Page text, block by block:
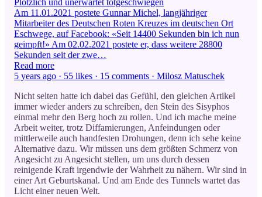
Plötzlich und unerwartet totgeschwiegen
Am 11.01.2021 postete Gunnar Michel, langjähriger
Mitarbeiter des Deutschen Roten Kreuzes im deutschen Ort
Eschwege, auf Facebook: «Seit 14400 Sekunden bin ich nun
geimpft!» Am 02.02.2021 postete er, dass weitere 28800
Sekunden seit der zwe…
Read more
5 years ago · 55 likes · 15 comments · Milosz Matuschek
Nicht selten hatte ich dabei das Gefühl, den gleichen Artikel
immer wieder anders zu schreiben, den Stein des Sisyphos
einmal mehr den Berg hoch zu rollen. Und ich mache meine
Arbeit weiter, trotz Diffamierungen, Anfeindungen oder
mittlerweile auch handfesten Drohungen, denn ich sehe keine
Alternative dazu. Wir müssen uns dem größten Schmerz von
Angesicht zu Angesicht stellen, um uns durch dessen
reinigende Kraft irgendwie der Wahrheit zu nähern. Wir sind in
einer Art Geburtskanal. Und am Ende des Tunnels wartet das
Licht einer neuen Welt.